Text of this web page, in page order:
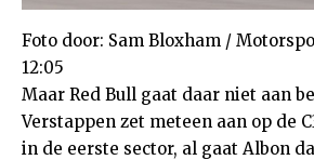
Foto door: Sam Bloxham /
12:05
Maar Red Bull gaat daar niet aan
Verstappen zet meteen aan op de
in de eerste sector, al gaat Albon